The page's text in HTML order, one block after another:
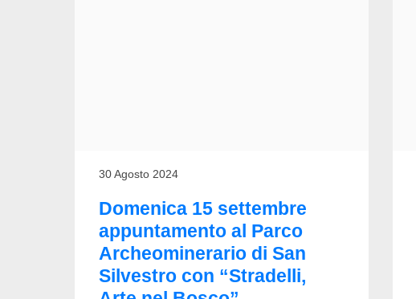
30 Agosto 2024
Domenica 15 settembre
appuntamento al Parco
Archeominerario di San
Silvestro con “Stradelli,